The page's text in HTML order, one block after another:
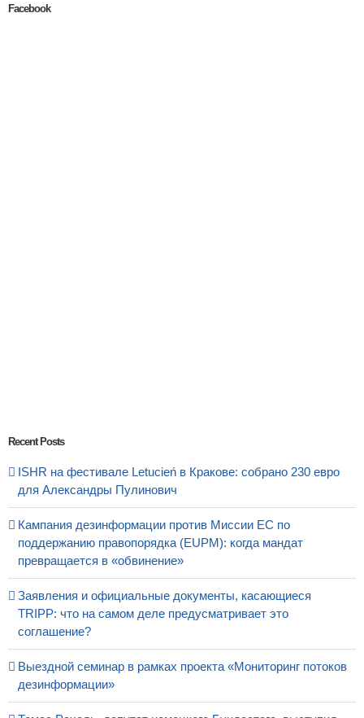
Facebook
Recent Posts
ISHR на фестивале Letucień в Кракове: собрано 230 евро
для Александры Пулинович
Кампания дезинформации против Миссии ЕС по
поддержанию правопорядка (EUPM): когда мандат
превращается в «обвинение»
Заявления и официальные документы, касающиеся
TRIPP: что на самом деле предусматривает это
соглашение?
Выездной семинар в рамках проекта «Мониторинг потоков
дезинформации»